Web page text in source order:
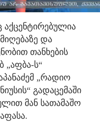
აქცენტირებულია
და
თანხების
„აფბა-ს“
„რადიო
გადაცემაში
მან სათამაშო